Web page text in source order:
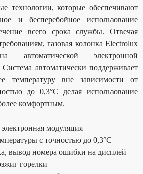
технологии, которые обеспечивают
и бесперебойное использование
всего срока службы. Отвечая
газовая колонка Electrolux
автоматической электронной
автоматически поддерживает
температуру вне зависимости от
до 0,3°C делая использование
комфортным.
модуляция
с точностью до 0,3°C
вывод номера ошибки на дисплей
горелки